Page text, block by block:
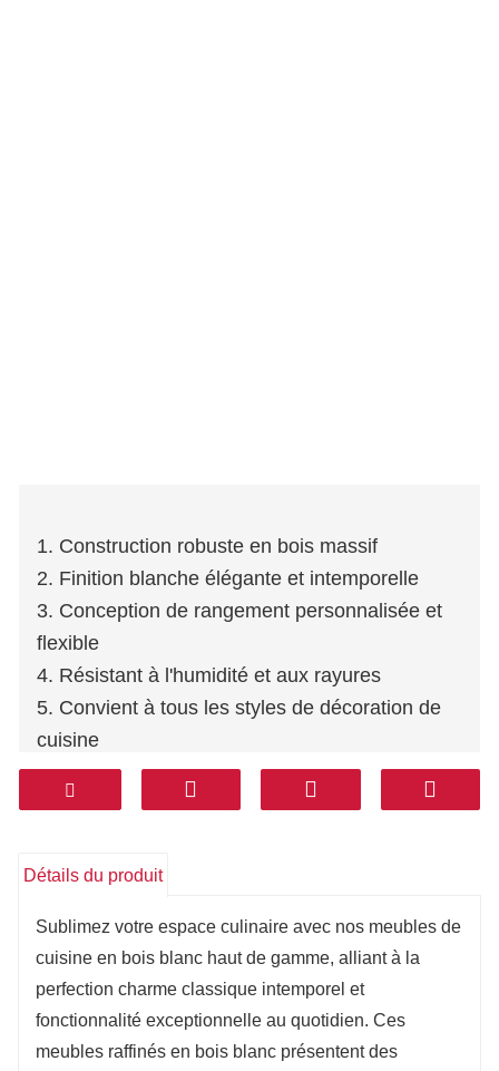
1. Construction robuste en bois massif
2. Finition blanche élégante et intemporelle
3. Conception de rangement personnalisée et
flexible
4. Résistant à l'humidité et aux rayures
5. Convient à tous les styles de décoration de
cuisine
Détails du produit
Sublimez votre espace culinaire avec nos meubles de
cuisine en bois blanc haut de gamme, alliant à la
perfection charme classique intemporel et
fonctionnalité exceptionnelle au quotidien. Ces
meubles raffinés en bois blanc présentent des